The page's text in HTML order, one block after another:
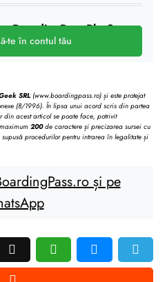
BoardingPass Plus?
te în contul tău
SRL (www.boardingpass.ro) și este protejat
(8/1996). În lipsa unui acord scris din partea
din acest articol se poate face, potrivit
200de caractere și precizarea sursei cu
procedurilor pentru intrarea în legalitate și
și pe